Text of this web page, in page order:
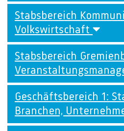
Stabsbereich
Volkswirtschaft
Stabsbereich
Geschäftsbereich 1:
Branchen,